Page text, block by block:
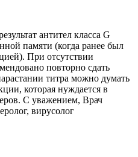
антител класса G
памяти (когда ранее был
При отсутствии
повторно сдать
титра можно думать
которая нуждается в
С уважением, Врач
вирусолог